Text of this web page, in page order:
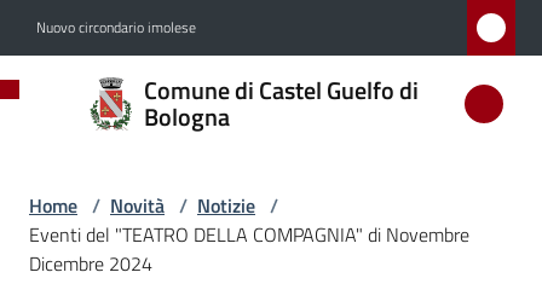
Nuovo circondario imolese
Comune di Castel Guelfo di
Bologna
Comune
di
Guelfo
di
Bologna
Home / Novità / Notizie /
Eventi del "TEATRO DELLA COMPAGNIA" di Novembre
Dicembre 2024